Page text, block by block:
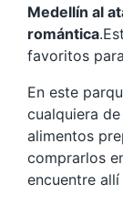
Medellín al
romántica
favoritos
En este
cualquiera
alimentos
comprarlos
encuentre allí